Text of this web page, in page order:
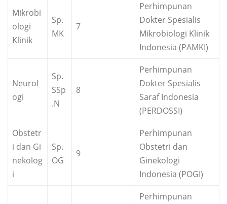
Mikrobi
ologi
Klinik
Sp.
MK
7
Perhimpunan
Dokter Spesialis
Mikrobiologi Klinik
Indonesia (PAMKI)
Neurol
ogi
Sp.
SSp
.N
8
Perhimpunan
Dokter Spesialis
Saraf Indonesia
(PERDOSSI)
Obstetr
i dan Gi
nekolog
i
Sp.
OG
9
Perhimpunan
Obstetri dan
Ginekologi
Indonesia (POGI)
Perhimpunan